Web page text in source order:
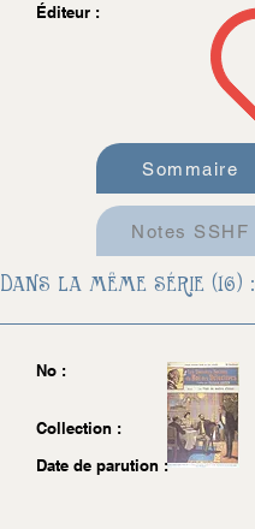
Éditeur :
No :
Collection :
Date de parution :
Sommaire
Notes SSHF
Dans la même série (16) :